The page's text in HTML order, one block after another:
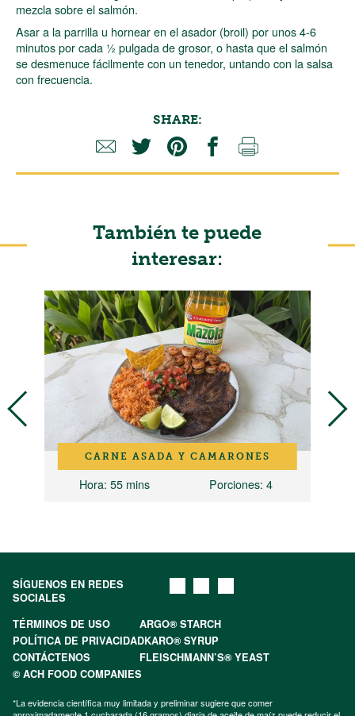
mezcla sobre el salmón.
Asar a la parrilla u hornear en el asador (broil) por unos 4-6
minutos por cada ½ pulgada de grosor, o hasta que el salmón
se desmenuce fácilmente con un tenedor, untando con la salsa
con frecuencia.
SHARE:
También te puede
interesar:
CARNE ASADA Y CAMARONES
Hora: 55 mins Porciones: 4
SÍGUENOS EN REDES
SOCIALES
TÉRMINOS DE USO
ARGO® STARCH
POLÍTICA DE PRIVACIDADKARO® SYRUP
CONTÁCTENOS
FLEISCHMANN’S® YEAST
© ACH FOOD COMPANIES
*La evidencia científica muy limitada y preliminar sugiere que comer